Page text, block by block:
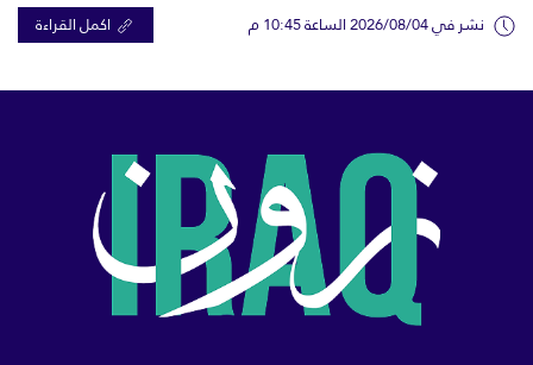
نشر في 2026/08/04 الساعة 10:45 م اكمل القراءة